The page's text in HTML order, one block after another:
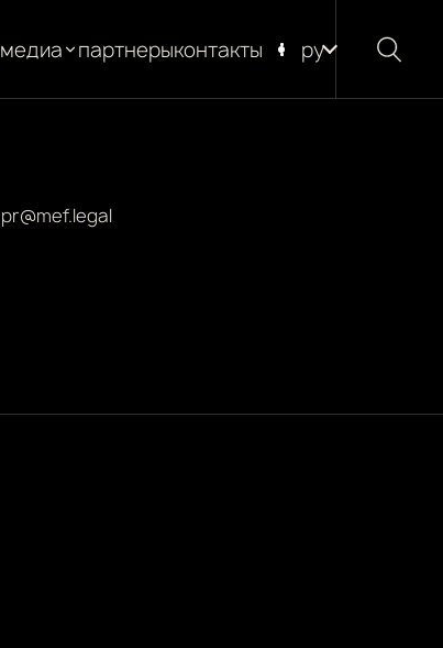
медиа
новости
партнерыконтакты ру
pr@mef.legal